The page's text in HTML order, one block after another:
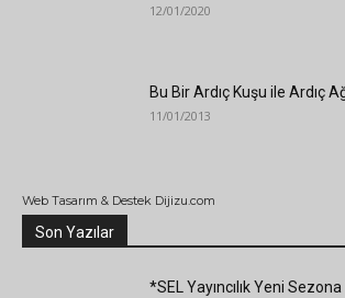
12/01/2020
Bu Bir Ardıç Kuşu ile Ardıç
11/01/2013
Web Tasarım & Destek Dijizu.com
Son Yazılar
*SEL Yayıncılık Yeni